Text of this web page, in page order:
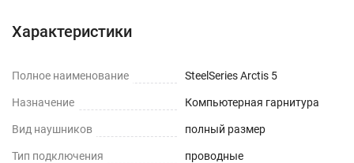
Характеристики
Полное наименование SteelSeries Arctis 5
Назначение Компьютерная гарнитура
Вид наушников полный размер
Тип подключения проводные